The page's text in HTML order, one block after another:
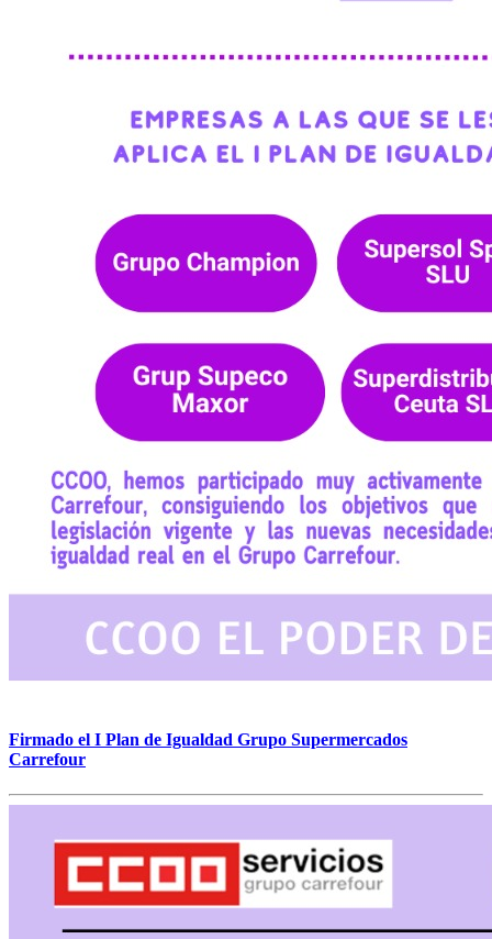
Firmado el I Plan de Igualdad Grupo Supermercados
Carrefour